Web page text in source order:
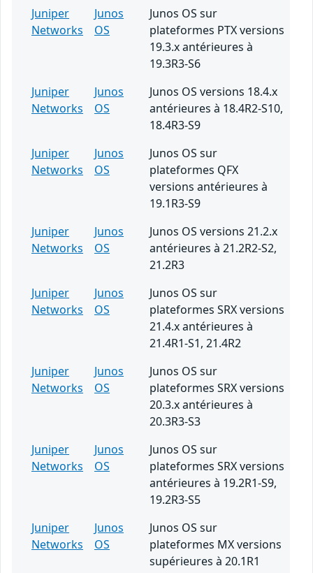
Juniper
Networks
Junos
OS
Junos OS sur
plateformes PTX versions
19.3.x antérieures à
19.3R3-S6
Juniper
Networks
Junos
OS
Junos OS versions 18.4.x
antérieures à 18.4R2-S10,
18.4R3-S9
Juniper
Networks
Junos
OS
Junos OS sur
plateformes QFX
versions antérieures à
19.1R3-S9
Juniper
Networks
Junos
OS
Junos OS versions 21.2.x
antérieures à 21.2R2-S2,
21.2R3
Juniper
Networks
Junos
OS
Junos OS sur
plateformes SRX versions
21.4.x antérieures à
21.4R1-S1, 21.4R2
Juniper
Networks
Junos
OS
Junos OS sur
plateformes SRX versions
20.3.x antérieures à
20.3R3-S3
Juniper
Networks
Junos
OS
Junos OS sur
plateformes SRX versions
antérieures à 19.2R1-S9,
19.2R3-S5
Juniper
Networks
Junos
OS
Junos OS sur
plateformes MX versions
supérieures à 20.1R1